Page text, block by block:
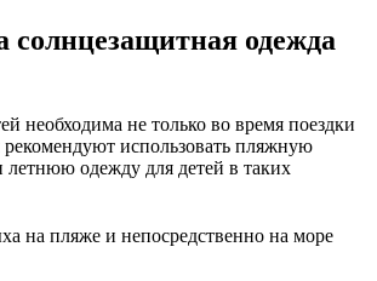
солнцезащитная одежда
необходима не только во время поездки
использовать пляжную
летнюю одежду для детей в таких
на пляже и непосредственно на море